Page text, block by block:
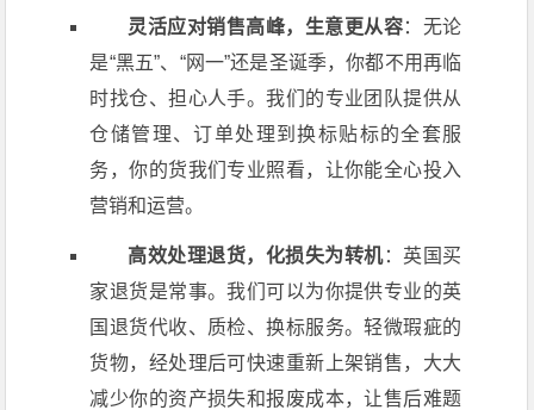
灵活应对销售高峰，生意更从容：无论
是“黑五”、“网一”还是圣诞季，你都不用再临
时找仓、担心人手。我们的专业团队提供从
仓储管理、订单处理到换标贴标的全套服
务，你的货我们专业照看，让你能全心投入
营销和运营。
高效处理退货，化损失为转机：英国买
家退货是常事。我们可以为你提供专业的英
国退货代收、质检、换标服务。轻微瑕疵的
货物，经处理后可快速重新上架销售，大大
减少你的资产损失和报废成本，让售后难题